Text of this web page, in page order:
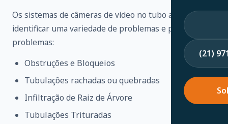
(21)
Os sistemas de câmeras de vídeo no tubo ajudam a
identificar uma variedade de problemas e possíveis
problemas:
Obstruções e Bloqueios
Tubulações rachadas ou quebradas
Infiltração de Raiz de Árvore
Tubulações Trituradas